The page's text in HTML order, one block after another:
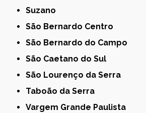
Suzano
São Bernardo Centro
São Bernardo do Campo
São Caetano do Sul
São Lourenço da Serra
Taboão da Serra
Vargem Grande Paulista